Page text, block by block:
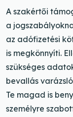
A szakértői
a
az adófizetési
is megkönnyíti.
szükséges
bevallás
Te magad is
személyre